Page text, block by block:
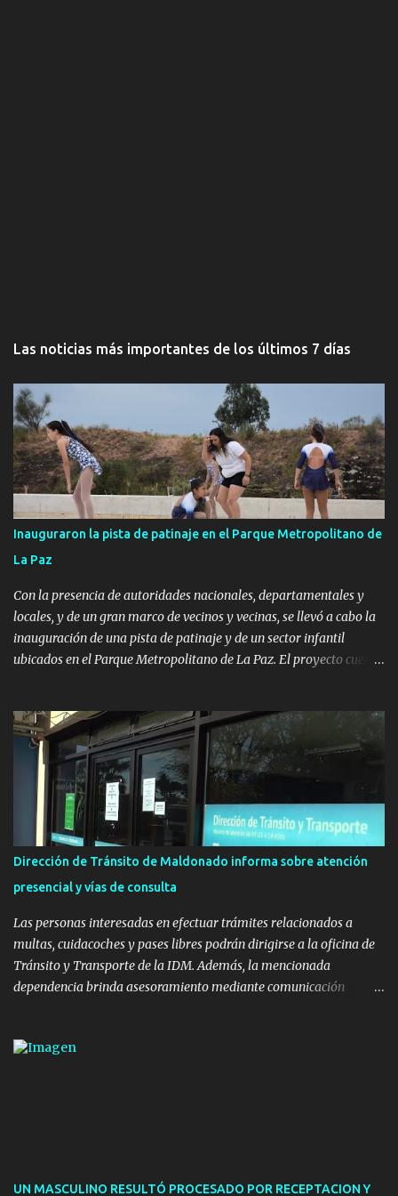
Las noticias más importantes de los últimos 7 días
Inauguraron la pista de patinaje en el Parque Metropolitano de
La Paz
Con la presencia de autoridades nacionales, departamentales y
locales, y de un gran marco de vecinos y vecinas, se llevó a cabo la
inauguración de una pista de patinaje y de un sector infantil
ubicados en el Parque Metropolitano de La Paz. El proyecto cuenta
Pública de OPP, así como aportes del Gobierno de Canelones y del
Ministerio de Transporte y Obras Públicas. La nueva
infraestructura deportiva consiste en una plataforma de 35 m por
20 m con banco de hormigón sobre sus laterales. Su destino será
polifuncional, permitiendo la práctica de patín, hockey, gimnasia y
la realización de eventos culturales. Próximo a la pista, se
instalaron juegos infantiles y equipamiento urbano (bancos de
nuevos pavimentos e iluminación. La totalidad de estas obras
implicaron una inversión estimada ...
Dirección de Tránsito de Maldonado informa sobre atención
presencial y vías de consulta
Las personas interesadas en efectuar trámites relacionados a
multas, cuidacoches y pases libres podrán dirigirse a la oficina de
Tránsito y Transporte de la IDM. Además, la mencionada
dependencia brinda asesoramiento mediante comunicación
presencial comprende los siguientes trámites: Multas: devolución
1921(interno 1456). Cuidacoches: consultas a
UN MASCULINO RESULTÓ PROCESADO POR RECEPTACION Y